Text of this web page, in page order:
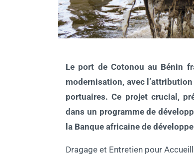
Le port de Cotonou au Bénin
modernisation, avec
portuaires. Ce projet crucial,
dans un programme de
la Banque africaine de
Dragage et Entretien pour